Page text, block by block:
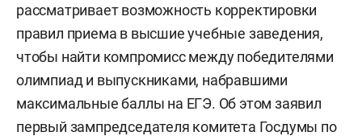
рассматривает возможность корректировки
правил приема в высшие учебные заведения,
чтобы найти компромисс между победителями
олимпиад и выпускниками, набравшими
максимальные баллы на ЕГЭ. Об этом заявил
первый зампредседателя комитета Госдумы по